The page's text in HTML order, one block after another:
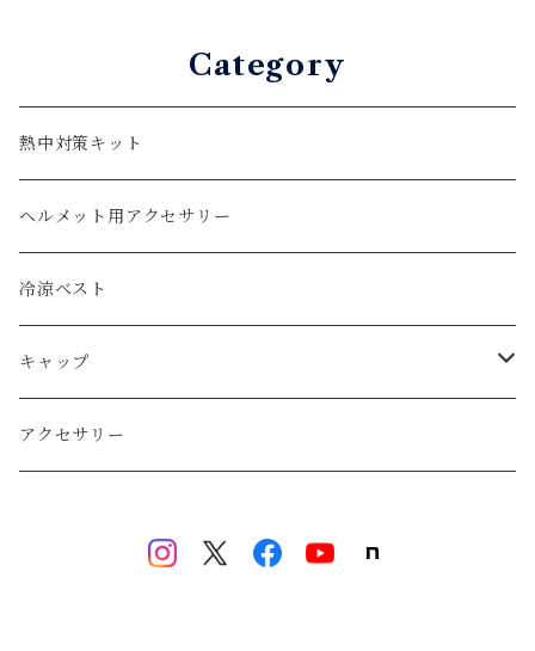
Category
熱中対策キット
ヘルメット用アクセサリー
冷涼ベスト
キャップ
マルチホルダーキャップ
アクセサリー